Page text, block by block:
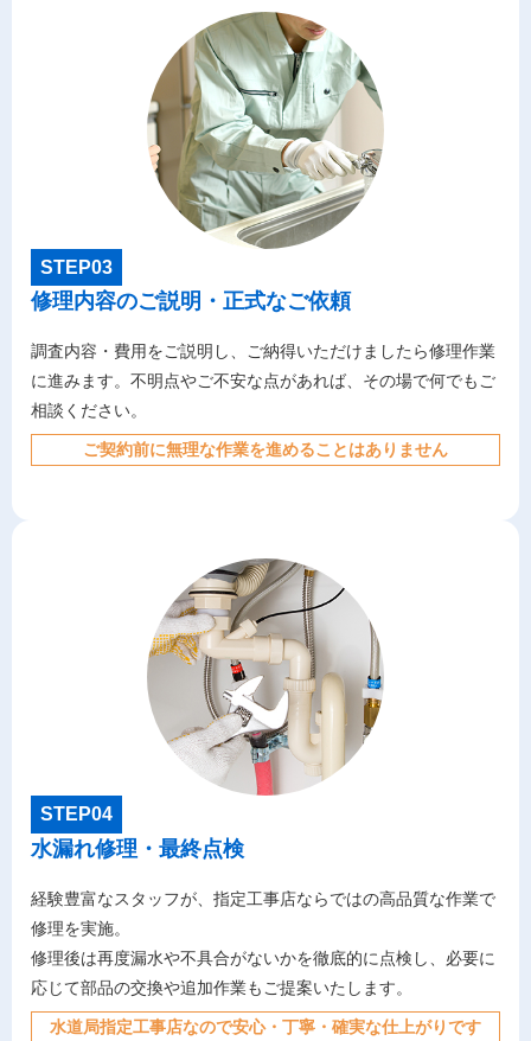
STEP03
修理内容のご説明・正式なご依頼
調査内容・費用をご説明し、ご納得いただけましたら修理作業
に進みます。不明点やご不安な点があれば、その場で何でもご
相談ください。
ご契約前に無理な作業を進めることはありません
STEP04
水漏れ修理・最終点検
経験豊富なスタッフが、指定工事店ならではの高品質な作業で
修理を実施。
修理後は再度漏水や不具合がないかを徹底的に点検し、必要に
応じて部品の交換や追加作業もご提案いたします。
水道局指定工事店なので安心・丁寧・確実な仕上がりです